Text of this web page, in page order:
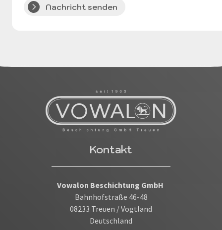
Nachricht senden
Kontakt
Vowalon Beschichtung GmbH
Bahnhofstraße 46-48
08233 Treuen / Vogtland
Deutschland